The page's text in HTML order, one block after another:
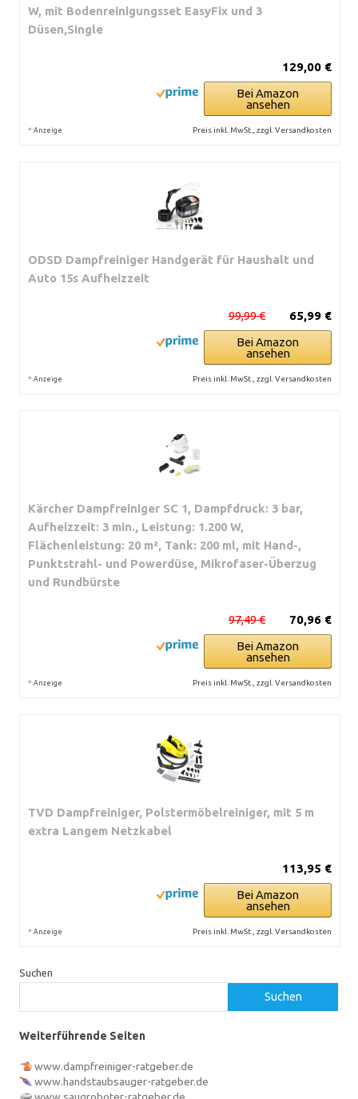
W, mit Bodenreinigungsset EasyFix und 3
Düsen,Single
129,00 €
Bei Amazon
ansehen
* Anzeige Preis inkl. MwSt., zzgl. Versandkosten
ODSD Dampfreiniger Handgerät für Haushalt und
Auto 15s Aufheizzeit
65,99 €
99,99 €
Bei Amazon
ansehen
* Anzeige Preis inkl. MwSt., zzgl. Versandkosten
Kärcher Dampfreiniger SC 1, Dampfdruck: 3 bar,
Aufheizzeit: 3 min., Leistung: 1.200 W,
Flächenleistung: 20 m², Tank: 200 ml, mit Hand-,
Punktstrahl- und Powerdüse, Mikrofaser-Überzug
und Rundbürste
70,96 €
97,49 €
Bei Amazon
ansehen
* Anzeige Preis inkl. MwSt., zzgl. Versandkosten
TVD Dampfreiniger, Polstermöbelreiniger, mit 5 m
extra Langem Netzkabel
113,95 €
Bei Amazon
ansehen
* Anzeige Preis inkl. MwSt., zzgl. Versandkosten
Suchen
Suchen
Weiterführende Seiten
www.dampfreiniger-ratgeber.de
www.handstaubsauger-ratgeber.de